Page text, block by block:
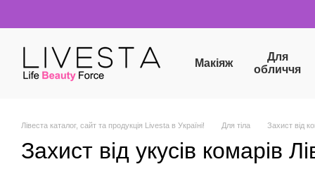
Макіяж
Для
обличчя
Лівеста каталог, сайт та продукція Livesta в Україні! Для тіла Захист від
Захист від укусів комарів